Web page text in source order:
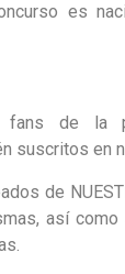
es
fans de la
suscritos en
de
así como